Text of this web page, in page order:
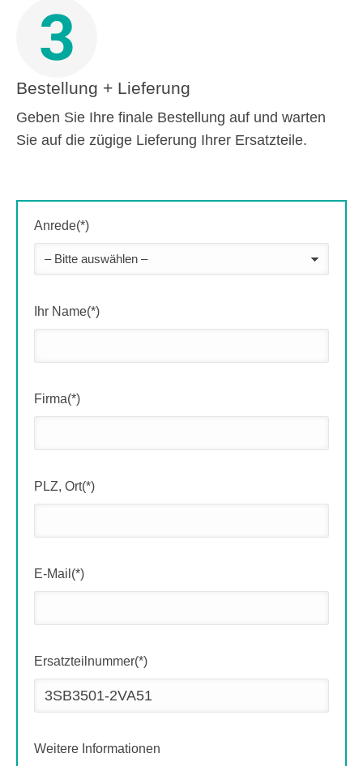
3
Bestellung + Lieferung
Geben Sie Ihre finale Bestellung auf und warten
Sie auf die zügige Lieferung Ihrer Ersatzteile.
Anrede(*)
Ihr Name(*)
Firma(*)
PLZ, Ort(*)
E-Mail(*)
Ersatzteilnummer(*)
Weitere Informationen